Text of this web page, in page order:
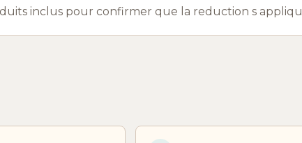
inclus pour confirmer que la reduction s